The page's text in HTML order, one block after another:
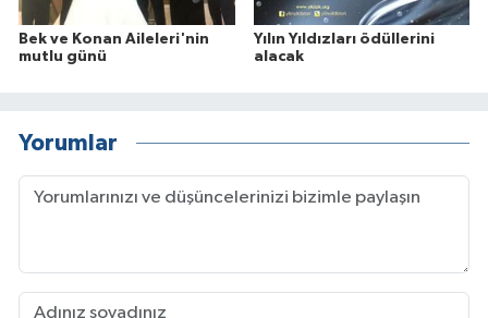
Bek ve Konan Aileleri'nin
mutlu günü
Yılın Yıldızları ödüllerini
alacak
Yorumlar